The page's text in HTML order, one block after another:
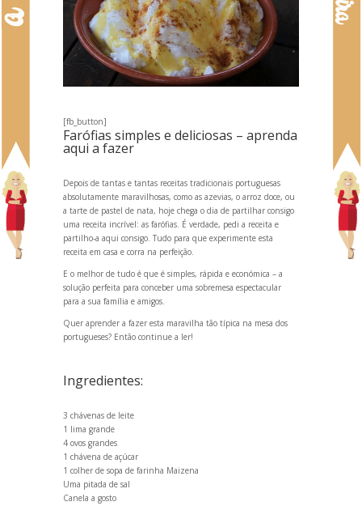
[fb_button]
Farófias simples e deliciosas – aprenda
aqui a fazer
Depois de tantas e tantas receitas tradicionais portuguesas
absolutamente maravilhosas, como asazevias, o arroz doce, ou
a tarte de pastel de nata, hoje chega o dia de partilhar consigo
uma receita incrível: as farófias. É verdade, pedi a receita e
partilho-a aqui consigo. Tudo para que experimente esta
receita em casa e corra na perfeição.
E o melhor de tudo é que é simples, rápida e económica – a
solução perfeita para conceber uma sobremesa espectacular
para a sua família e amigos.
Quer aprender a fazer esta maravilha tão típica na mesa dos
portugueses? Então continue a ler!
Ingredientes:
3 chávenas de leite
1 lima grande
4 ovos grandes
1 chávena de açúcar
1 colher de sopa de farinha Maizena
Uma pitada de sal
Canela a gosto